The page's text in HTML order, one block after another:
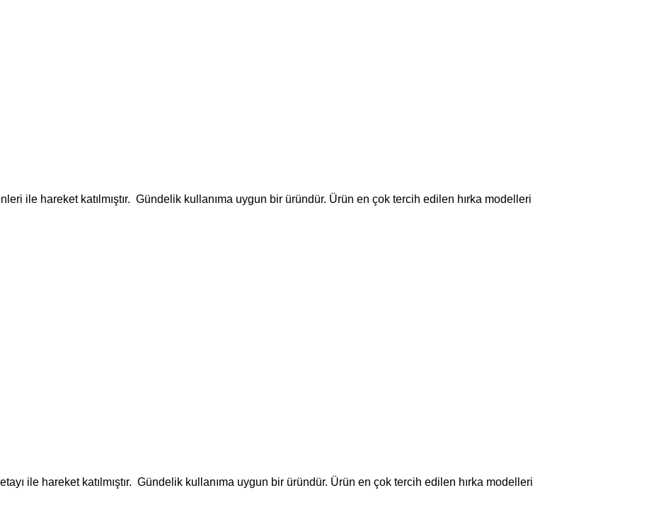
ile hareket katılmıştır. Gündelik kullanıma uygun bir üründür. Ürün en çok tercih edilen hırka modelleri
ile hareket katılmıştır. Gündelik kullanıma uygun bir üründür. Ürün en çok tercih edilen hırka modelleri